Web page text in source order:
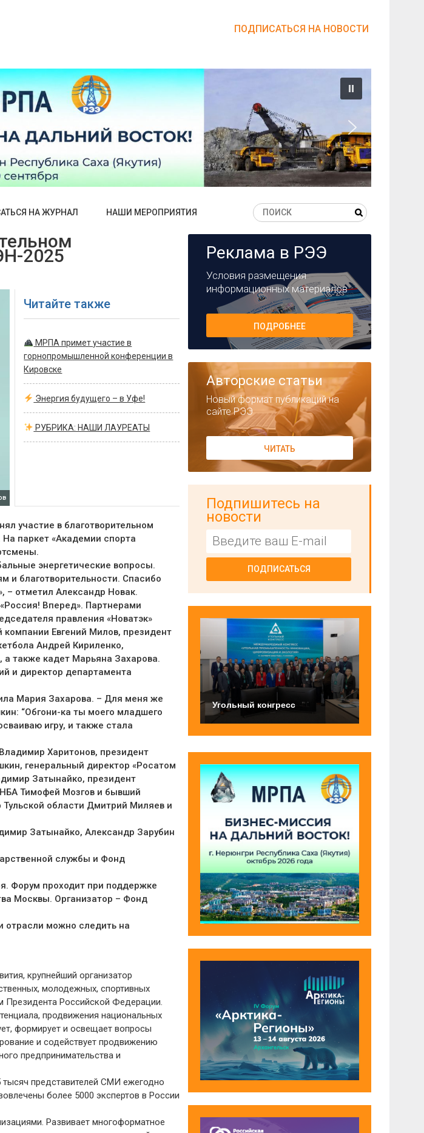
ПОДПИСАТЬСЯ НА НОВОСТИ
НА ЖУРНАЛ НАШИ МЕРОПРИЯТИЯ
2025
Читайте также
МРПА примет участие в
горнопромышленной конференции в
Кировске
Энергия будущего – в Уфе!
РУБРИКА: НАШИ ЛАУРЕАТЫ
участие в благотворительном
паркет «Академии спорта
энергетические вопросы.
благотворительности. Спасибо
– отметил Александр Новак.
Вперед». Партнерами
правления «Новатэк»
компании Евгений Милов, президент
Андрей Кириленко,
а также кадет Марьяна Захарова.
и директор департамента
Мария Захарова. – Для меня же
“Обгони-ка ты моего младшего
игру, и также стала
Харитонов, президент
генеральный директор «Росатом
Затынайко, президент
НБА Тимофей Мозгов и бывший
области Дмитрий Миляев и
Затынайко, Александр Зарубин
службы и Фонд
Форум проходит при поддержке
Москвы. Организатор – Фонд
отрасли можно следить на
крупнейший организатор
молодежных, спортивных
Президента Российской Федерации.
продвижения национальных
формирует и освещает вопросы
и содействует продвижению
предпринимательства и
тысяч представителей СМИ ежегодно
более 5000 экспертов в России
Развивает многоформатное
Реклама в РЭЭ
Условия размещения
информационных материалов
ПОДРОБНЕЕ
Авторские статьи
Новый формат публикаций на
сайте РЭЭ
ЧИТАТЬ
Подпишитесь на
новости
ПОДПИСАТЬСЯ
Угольный конгресс